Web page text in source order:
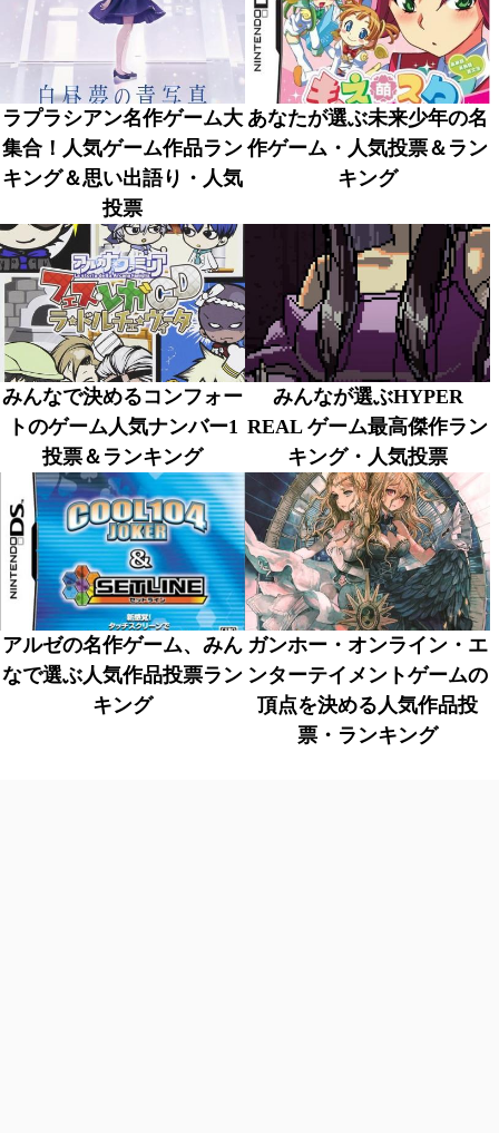
ラプラシアン名作ゲーム大
集合！人気ゲーム作品ラン
キング＆思い出語り・人気
投票
あなたが選ぶ未来少年の名
作ゲーム・人気投票＆ラン
キング
みんなで決めるコンフォー
トのゲーム人気ナンバー1
投票＆ランキング
みんなが選ぶHYPER
REAL ゲーム最高傑作ラン
キング・人気投票
アルゼの名作ゲーム、みん
なで選ぶ人気作品投票ラン
キング
ガンホー・オンライン・エ
ンターテイメントゲームの
頂点を決める人気作品投
票・ランキング